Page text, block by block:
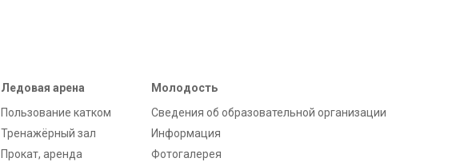
Ледовая арена
Пользование катком
Тренажёрный зал
Прокат, аренда
Молодость
Сведения об образовательной организации
Информация
Фотогалерея